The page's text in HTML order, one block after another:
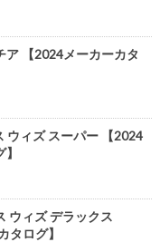
ア 【2024メーカーカタ
ウィズ スーパー 【2024
ウィズ デラックス
タログ】